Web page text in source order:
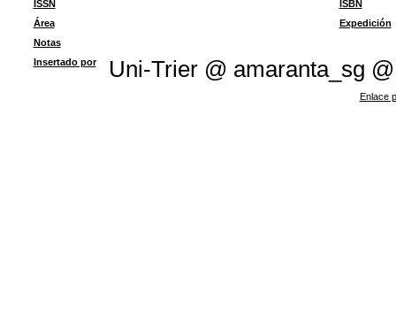
ISSN
ISBN
Área
Expedición
Notas
Insertado por
Uni-Trier @ amaranta_sg @
Enlace